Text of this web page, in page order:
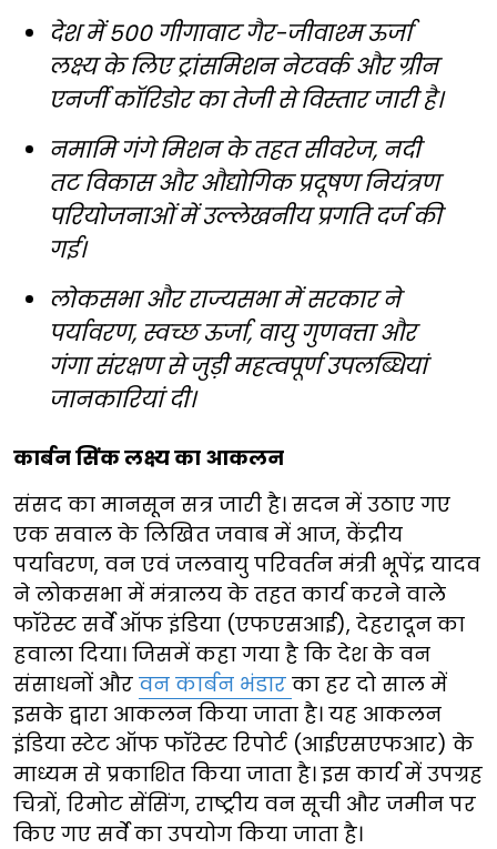
देश में 500 गीगावाट गैर-जीवाश्म ऊर्जा
लक्ष्य के लिए ट्रांसमिशन नेटवर्क और ग्रीन
एनर्जी कॉरिडोर का तेजी से विस्तार जारी है।
नमामि गंगे मिशन के तहत सीवरेज, नदी
तट विकास और औद्योगिक प्रदूषण नियंत्रण
परियोजनाओं में उल्लेखनीय प्रगति दर्ज की
गई।
लोकसभा और राज्यसभा में सरकार ने
पर्यावरण, स्वच्छ ऊर्जा, वायु गुणवत्ता और
गंगा संरक्षण से जुड़ी महत्वपूर्ण उपलब्धियां
जानकारियां दी।
कार्बन सिंक लक्ष्य का आकलन
संसद का मानसून सत्र जारी है। सदन में उठाए गए
एक सवाल के लिखित जवाब में आज, केंद्रीय
पर्यावरण, वन एवं जलवायु परिवर्तन मंत्री भूपेंद्र यादव
ने लोकसभा में मंत्रालय के तहत कार्य करने वाले
फॉरेस्ट सर्वे ऑफ इंडिया (एफएसआई), देहरादून का
हवाला दिया। जिसमें कहा गया है कि देश के वन
संसाधनों और वन कार्बन भंडार का हर दो साल में
इसके द्वारा आकलन किया जाता है। यह आकलन
इंडिया स्टेट ऑफ फॉरेस्ट रिपोर्ट (आईएसएफआर) के
माध्यम से प्रकाशित किया जाता है। इस कार्य में उपग्रह
चित्रों, रिमोट सेंसिंग, राष्ट्रीय वन सूची और जमीन पर
किए गए सर्वे का उपयोग किया जाता है।